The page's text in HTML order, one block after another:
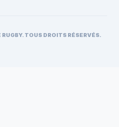
TOUS DROITS RÉSERVÉS.